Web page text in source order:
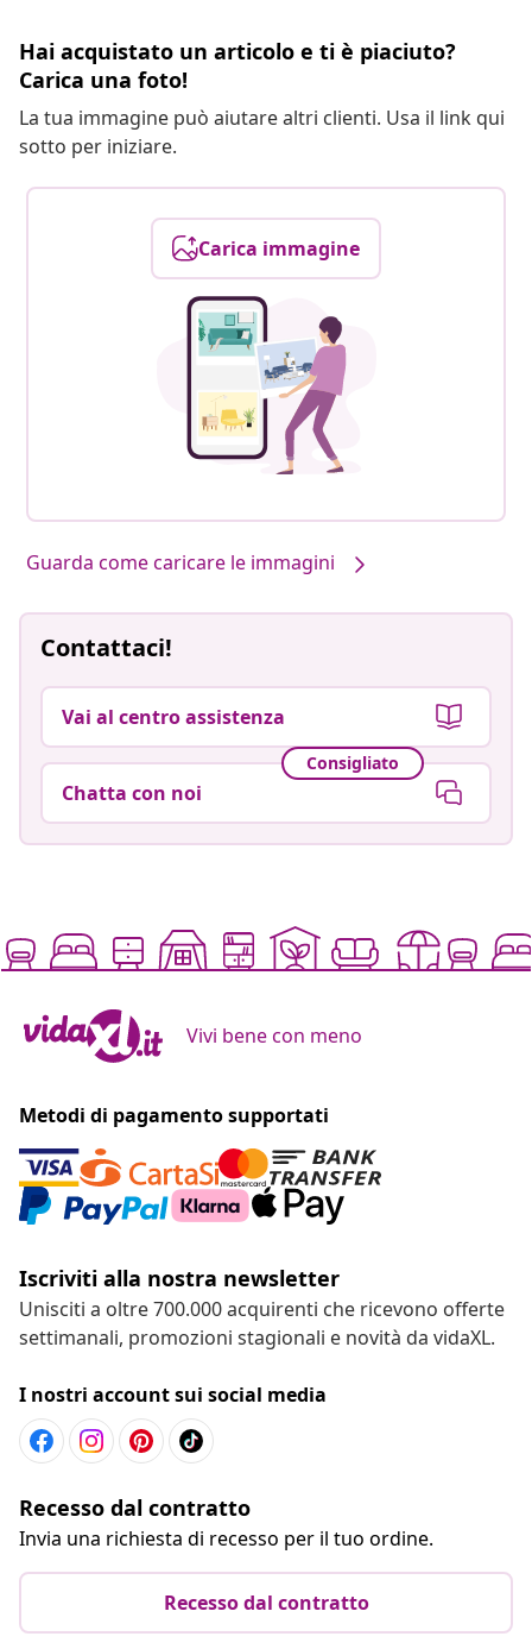
Hai acquistato un articolo e ti è piaciuto?
Carica una foto!
La tua immagine può aiutare altri clienti. Usa il link qui
sotto per iniziare.
Carica immagine
Guarda come caricare le immagini
Contattaci!
Vai al centro assistenza
Consigliato
Chatta con noi
Vivi bene con meno
Metodi di pagamento supportati
Iscriviti alla nostra newsletter
Unisciti a oltre 700.000 acquirenti che ricevono offerte
settimanali, promozioni stagionali e novità da vidaXL.
I nostri account sui social media
Recesso dal contratto
Invia una richiesta di recesso per il tuo ordine.
Recesso dal contratto